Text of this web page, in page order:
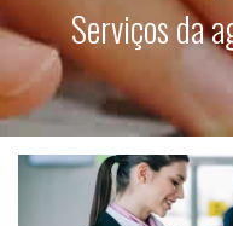
Serviços da